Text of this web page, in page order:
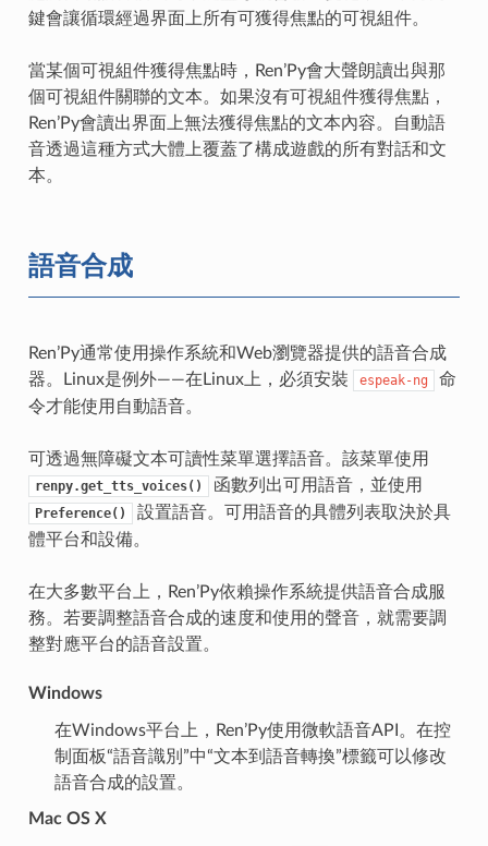
鍵會讓循環經過界面上所有可獲得焦點的可視組件。
當某個可視組件獲得焦點時，Ren’Py會大聲朗讀出與那
個可視組件關聯的文本。如果沒有可視組件獲得焦點，
Ren’Py會讀出界面上無法獲得焦點的文本內容。自動語
音透過這種方式大體上覆蓋了構成遊戲的所有對話和文
本。
語音合成
Ren’Py通常使用操作系統和Web瀏覽器提供的語音合成
器。Linux是例外——在Linux上，必須安裝
espeak-ng
命
令才能使用自動語音。
可透過無障礙文本可讀性菜單選擇語音。該菜單使用
renpy.get_tts_voices() 函數列出可用語音，並使用
Preference()
設置語音。可用語音的具體列表取決於具
體平台和設備。
在大多數平台上，Ren’Py依賴操作系統提供語音合成服
務。若要調整語音合成的速度和使用的聲音，就需要調
整對應平台的語音設置。
Windows
在Windows平台上，Ren’Py使用微軟語音API。在控
制面板“語音識別”中“文本到語音轉換”標籤可以修改
語音合成的設置。
Mac OS X